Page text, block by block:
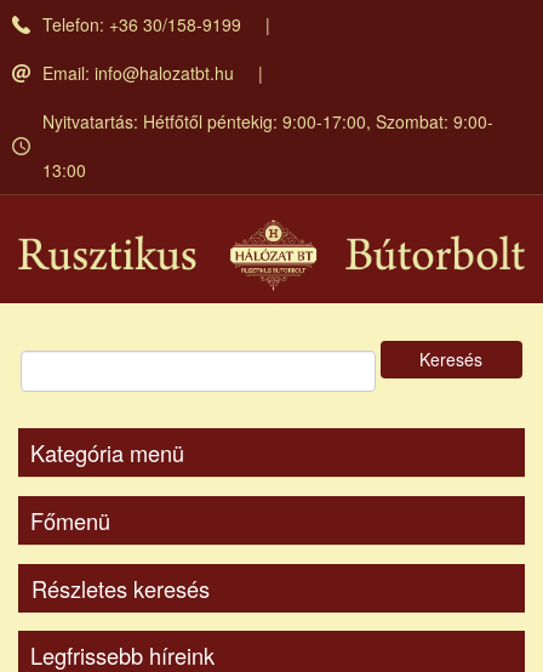
Ugrás
Telefon: +36 30/158-9199
Email: info@halozatbt.hu
Nyitvatartás: Hétfőtől péntekig: 9:00-17:00, Szombat: 9:00-
13:00
Keresés
Kategória menü
Főmenü
Részletes keresés
Legfrissebb híreink